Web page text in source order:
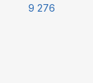
9 276